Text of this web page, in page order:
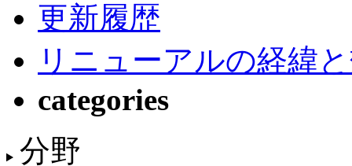
更新履歴
リニューアルの経緯
categories
分野